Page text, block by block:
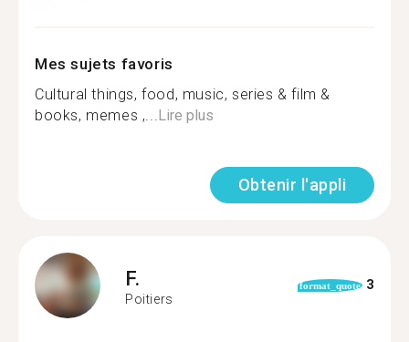
Mes sujets favoris
Cultural things, food, music, series & film &
books, memes ,... Lire plus
Obtenir l'appli
F.
Poitiers
format_quote 3